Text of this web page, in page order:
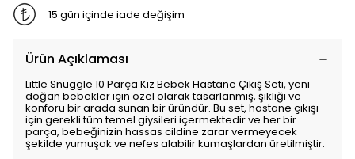
15 gün içinde iade değişim
Ürün Açıklaması
Little Snuggle 10 Parça Kız Bebek Hastane Çıkış Seti, yeni
doğan bebekler için özel olarak tasarlanmış, şıklığı ve
konforu bir arada sunan bir üründür. Bu set, hastane çıkışı
için gerekli tüm temel giysileri içermektedir ve her bir
parça, bebeğinizin hassas cildine zarar vermeyecek
şekilde yumuşak ve nefes alabilir kumaşlardan üretilmiştir.